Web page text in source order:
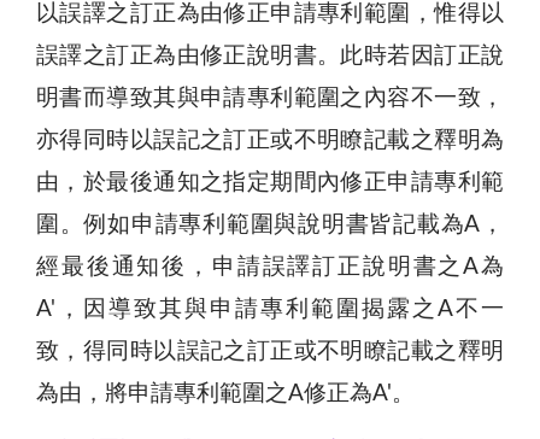
以誤譯之訂正為由修正申請專利範圍，惟得以
誤譯之訂正為由修正說明書。此時若因訂正說
明書而導致其與申請專利範圍之內容不一致，
亦得同時以誤記之訂正或不明瞭記載之釋明為
由，於最後通知之指定期間內修正申請專利範
圍。例如申請專利範圍與說明書皆記載為A，
經最後通知後，申請誤譯訂正說明書之A為
A'，因導致其與申請專利範圍揭露之A不一
致，得同時以誤記之訂正或不明瞭記載之釋明
為由，將申請專利範圍之A修正為A'。